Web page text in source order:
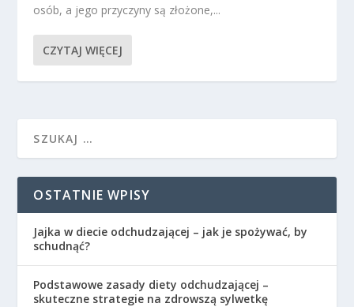
osób, a jego przyczyny są złożone,...
CZYTAJ WIĘCEJ
OSTATNIE WPISY
Jajka w diecie odchudzającej – jak je spożywać, by
schudnąć?
Podstawowe zasady diety odchudzającej –
skuteczne strategie na zdrowszą sylwetkę